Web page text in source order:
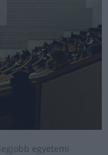
egyetemi